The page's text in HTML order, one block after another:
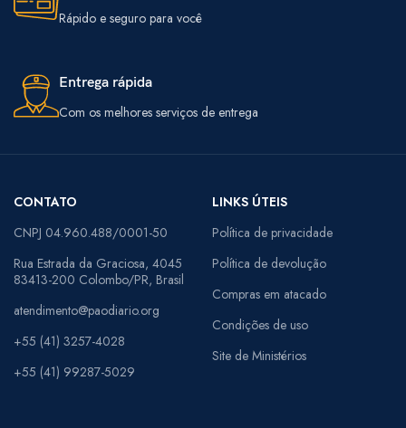
Rápido e seguro para você
Entrega rápida
Com os melhores serviços de entrega
CONTATO
CNPJ 04.960.488/0001-50
Rua Estrada da Graciosa, 4045
83413-200 Colombo/PR, Brasil
atendimento@paodiario.org
+55 (41) 3257-4028
+55 (41) 99287-5029
LINKS ÚTEIS
Política de privacidade
Política de devolução
Compras em atacado
Condições de uso
Site de Ministérios